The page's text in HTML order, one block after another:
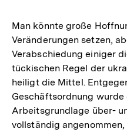
Man könnte große
Veränderungen setzen,
Verabschiedung einiger
tückischen Regel der
heiligt die Mittel.
Geschäftsordnung
Arbeitsgrundlage über-
vollständig